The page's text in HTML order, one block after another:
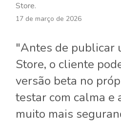
Store.
17 de março de 2026
"Antes de publicar
Store, o cliente
versão beta no
testar com calma e
muito mais